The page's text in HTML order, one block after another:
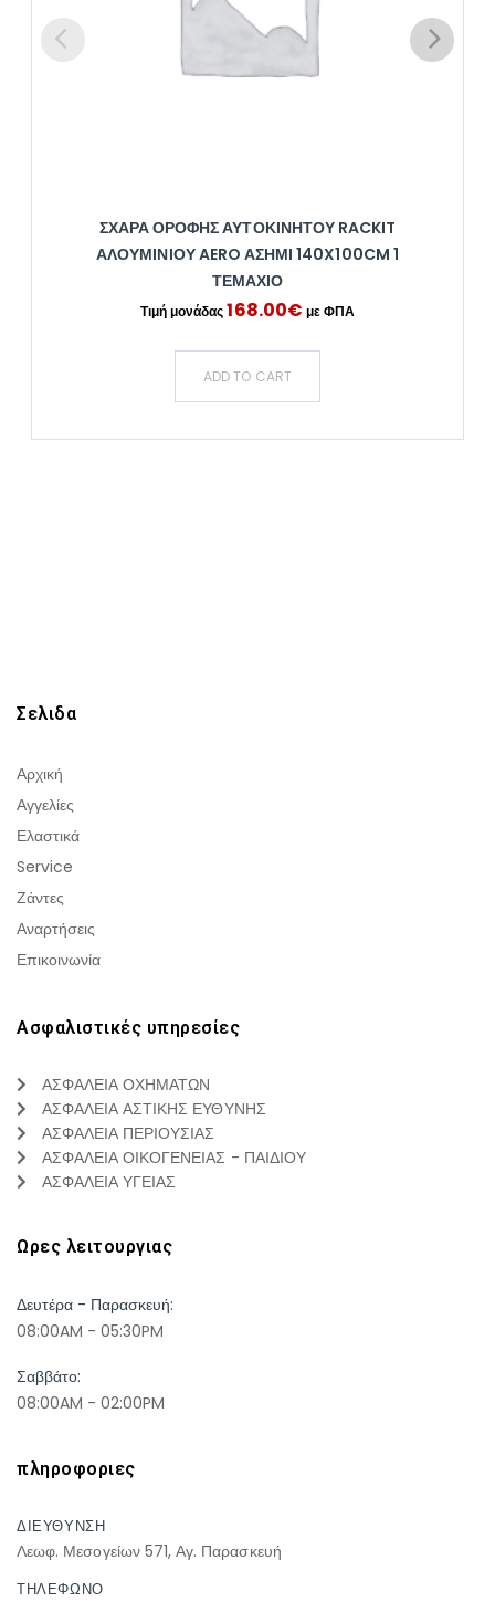
ΣΧΆΡΑ ΟΡΟΦΉΣ ΑΥΤΟΚΙΝΉΤΟΥ RACKIT
ΑΛΟΥΜΙΝΊΟΥ AERO ΑΣΗΜΊ 140X100CM 1
ΤΕΜΆΧΙΟ
168.00€
ADD TO CART
Σελιδα
Αρχική
Αγγελίες
Ελαστικά
Service
Ζάντες
Αναρτήσεις
Επικοινωνία
Ασφαλιστικές υπηρεσίες
ΑΣΦΑΛΕΙΑ ΟΧΗΜΑΤΩΝ
ΑΣΦΑΛΕΙΑ ΑΣΤΙΚΗΣ ΕΥΘΥΝΗΣ
ΑΣΦΑΛΕΙΑ ΠΕΡΙΟΥΣΙΑΣ
ΑΣΦΑΛΕΙΑ ΟΙΚΟΓΕΝΕΙΑΣ - ΠΑΙΔΙΟΥ
ΑΣΦΑΛΕΙΑ ΥΓΕΙΑΣ
Ωρες λειτουργιας
Δευτέρα - Παρασκευή:
08:00AM - 05:30PM
Σαββάτο:
08:00AM - 02:00PM
πληροφοριες
ΔΙΕΥΘΥΝΣΗ
Λεωφ. Μεσογείων 571, Αγ. Παρασκευή
ΤΗΛΕΦΩΝΟ